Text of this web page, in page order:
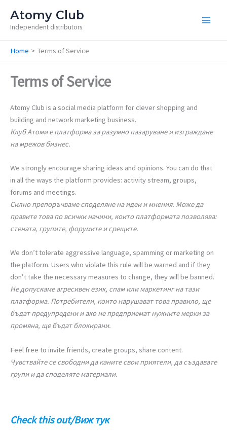
content
Atomy Club
Independent distributors
Home Terms of Service
Terms of Service
Atomy Club is a social media platform for clever shopping and
building and network marketing business.
Клуб Атоми е платформа за разумно пазаруване и изграждане
на мрежов бизнес.
We strongly encourage sharing ideas and opinions. You can do that
in all the ways the platform provides: activity stream, groups,
forums and meetings.
Силно препоръчваме споделяне на идеи и мнения. Може да
правите това по всички начини, които платформата позволява:
стената, групите, форумите и срещите.
We don’t tolerate aggressive language, spamming or marketing on
the platform. Users who violate this rule will be warned and if they
don’t take the necessary measures to change, they will be banned.
Не допускаме агресивен език, спам или маркетинг на тази
платформа. Потребители, които нарушават това правило, ще
бъдат предупредени и ако не предприемат нужните мерки за
промяна, ще бъдат блокирани.
Feel free to invite friends, create groups, share content.
Чувствайте се свободни да каните свои приятели, да създавате
групи и да споделяте материали.
Check this out/Виж тук